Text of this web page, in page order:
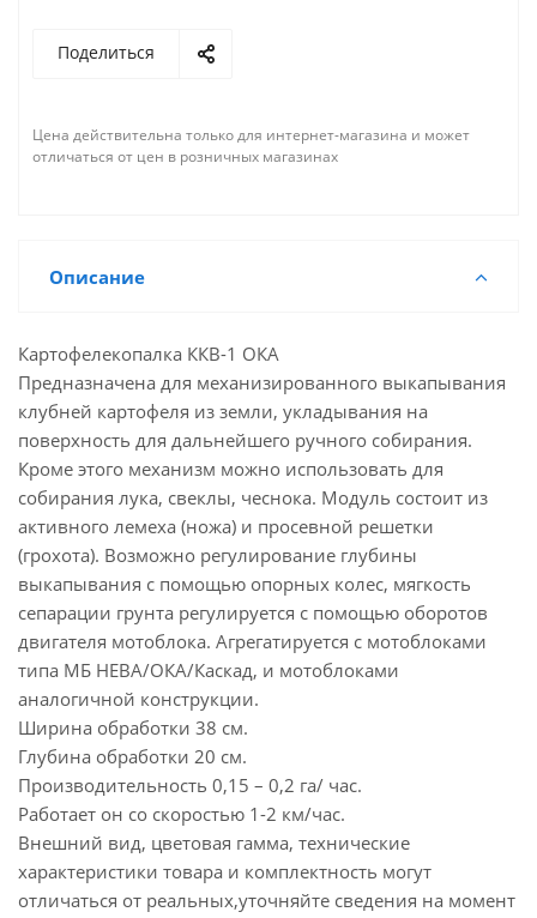
Поделиться
Цена действительна только для интернет-магазина и может
отличаться от цен в розничных магазинах
Описание
Картофелекопалка ККВ-1 ОКА
Предназначена для механизированного выкапывания
клубней картофеля из земли, укладывания на
поверхность для дальнейшего ручного собирания.
Кроме этого механизм можно использовать для
собирания лука, свеклы, чеснока. Модуль состоит из
активного лемеха (ножа) и просевной решетки
(грохота). Возможно регулирование глубины
выкапывания с помощью опорных колес, мягкость
сепарации грунта регулируется с помощью оборотов
двигателя мотоблока. Агрегатируется с мотоблоками
типа МБ НЕВА/ОКА/Каскад, и мотоблоками
аналогичной конструкции.
Ширина обработки 38 см.
Глубина обработки 20 см.
Производительность 0,15 – 0,2 га/ час.
Работает он со скоростью 1-2 км/час.
Внешний вид, цветовая гамма, технические
характеристики товара и комплектность могут
отличаться от реальных,уточняйте сведения на момент